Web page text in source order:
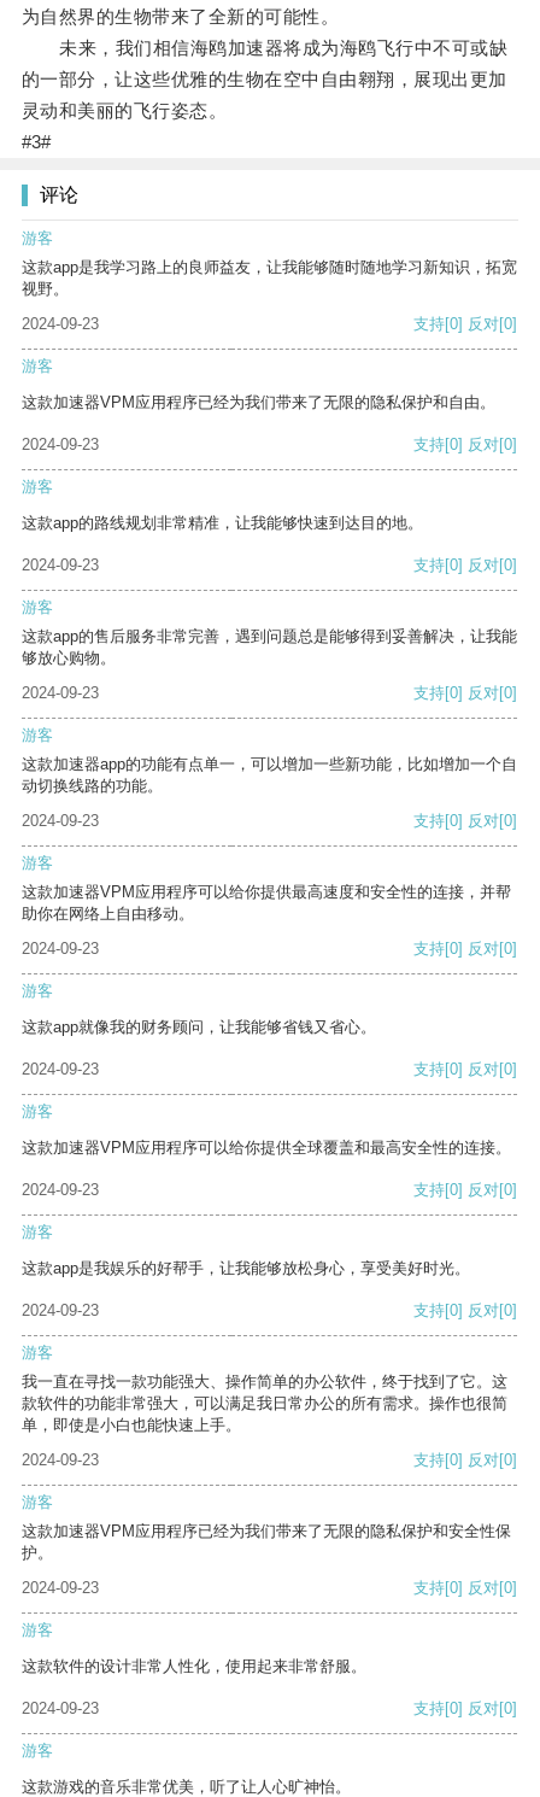
为自然界的生物带来了全新的可能性。
未来，我们相信海鸥加速器将成为海鸥飞行中不可或缺
的一部分，让这些优雅的生物在空中自由翱翔，展现出更加
灵动和美丽的飞行姿态。
#3#
评论
游客
这款app是我学习路上的良师益友，让我能够随时随地学习新知识，拓宽
视野。
2024-09-23
支持[0] 反对[0]
游客
这款加速器VPM应用程序已经为我们带来了无限的隐私保护和自由。
2024-09-23 支持[0] 反对[0]
游客
这款app的路线规划非常精准，让我能够快速到达目的地。
2024-09-23 支持[0] 反对[0]
游客
这款app的售后服务非常完善，遇到问题总是能够得到妥善解决，让我能
够放心购物。
2024-09-23
支持[0] 反对[0]
游客
这款加速器app的功能有点单一，可以增加一些新功能，比如增加一个自
动切换线路的功能。
2024-09-23
支持[0] 反对[0]
游客
这款加速器VPM应用程序可以给你提供最高速度和安全性的连接，并帮
助你在网络上自由移动。
2024-09-23
支持[0] 反对[0]
游客
这款app就像我的财务顾问，让我能够省钱又省心。
2024-09-23 支持[0] 反对[0]
游客
这款加速器VPM应用程序可以给你提供全球覆盖和最高安全性的连接。
2024-09-23 支持[0] 反对[0]
游客
这款app是我娱乐的好帮手，让我能够放松身心，享受美好时光。
2024-09-23 支持[0] 反对[0]
游客
我一直在寻找一款功能强大、操作简单的办公软件，终于找到了它。这
款软件的功能非常强大，可以满足我日常办公的所有需求。操作也很简
单，即使是小白也能快速上手。
2024-09-23
支持[0] 反对[0]
游客
这款加速器VPM应用程序已经为我们带来了无限的隐私保护和安全性保
护。
2024-09-23
支持[0] 反对[0]
游客
这款软件的设计非常人性化，使用起来非常舒服。
2024-09-23 支持[0] 反对[0]
游客
这款游戏的音乐非常优美，听了让人心旷神怡。